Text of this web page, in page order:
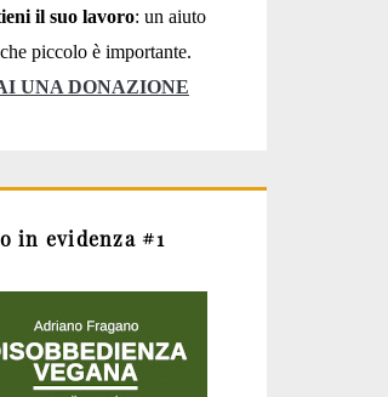
il suo lavoro: un aiuto
piccolo è importante.
UNA DONAZIONE
in evidenza #1